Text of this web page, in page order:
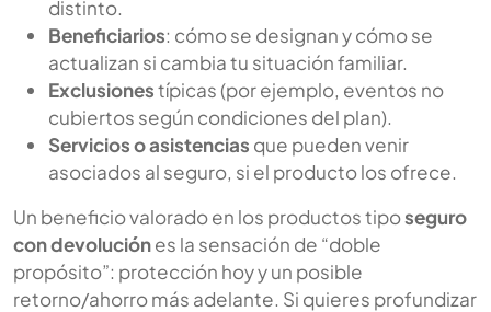
distinto.
Beneficiarios: cómo se designan y cómo se
actualizan si cambia tu situación familiar.
Exclusionestípicas (por ejemplo, eventos no
cubiertos según condiciones del plan).
Servicios o asistencias que pueden venir
asociados al seguro, si el producto los ofrece.
Un beneficio valorado en los productos tiposeguro
con devoluciónes la sensación de “doble
propósito”: protección hoy y un posible
retorno/ahorro más adelante. Si quieres profundizar